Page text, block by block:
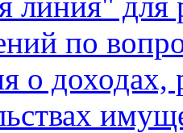
по
о доходах,